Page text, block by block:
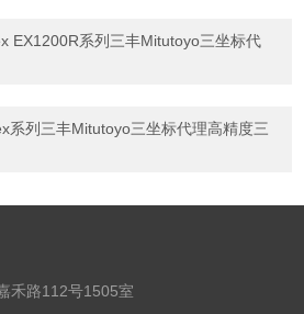
EX1200R系列三丰Mitutoyo三坐标代
系列三丰Mitutoyo三坐标代理高精度三
禾路112号1505室